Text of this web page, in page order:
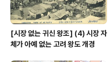
[시장 없는 귀신 왕조] (4) 시장 자
체가 아예 없는 고려 왕도 개경